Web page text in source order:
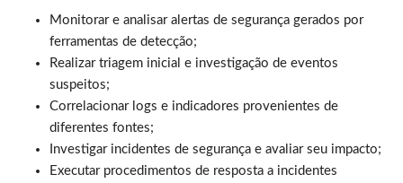
Monitorar e analisar alertas de segurança gerados por
ferramentas de detecção;
Realizar triagem inicial e investigação de eventos
suspeitos;
Correlacionar logs e indicadores provenientes de
diferentes fontes;
Investigar incidentes de segurança e avaliar seu impacto;
Executar procedimentos de resposta a incidentes